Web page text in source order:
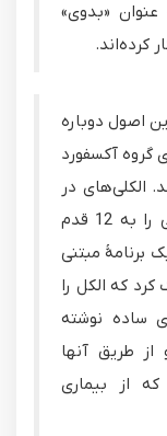
«بدوی»
کرده‌اند.
این اصول دوباره
گروه آکسفورد
الکلی‌های در
حال بهبودی، با یاری الهی، اصول زندگی را به 12 قدم
برنامۀ مبتنی
که الکل را
ساده نوشته
طریق آنها
که از بیماری